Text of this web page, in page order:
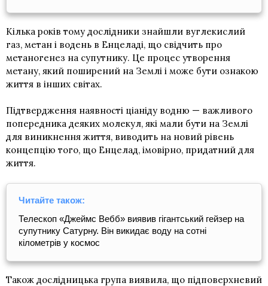
Кілька років тому дослідники знайшли вуглекислий
газ, метан і водень в Енцеладі, що свідчить про
метаногенез на супутнику. Це процес утворення
метану, який поширений на Землі і може бути ознакою
життя в інших світах.
Підтвердження наявності ціаніду водню — важливого
попередника деяких молекул, які мали бути на Землі
для виникнення життя, виводить на новий рівень
концепцію того, що Енцелад, імовірно, придатний для
життя.
Читайте також:
Телескоп «Джеймс Вебб» виявив гігантський гейзер на
супутнику Сатурну. Він викидає воду на сотні
кілометрів у космос
Також дослідницька група виявила, що підповерхневий